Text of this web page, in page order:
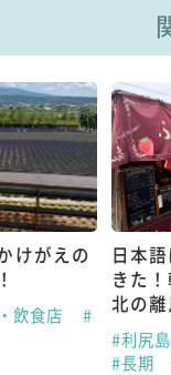
けがえの
飲食店 #
日本
きた
北の
#利尻島
#長期